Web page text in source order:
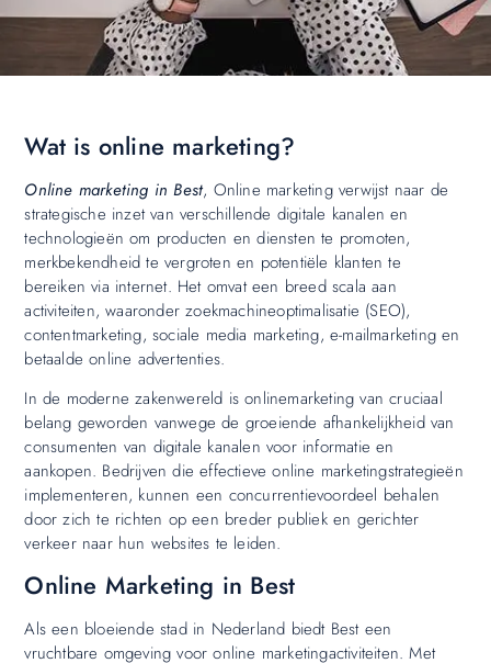
Wat is online marketing?
Online marketing in Best, Online marketing verwijst naar de
strategische inzet van verschillende digitale kanalen en
technologieën om producten en diensten te promoten,
merkbekendheid te vergroten en potentiële klanten te
bereiken via internet. Het omvat een breed scala aan
activiteiten, waaronder zoekmachineoptimalisatie (SEO),
contentmarketing, sociale media marketing, e-mailmarketing en
betaalde online advertenties.
In de moderne zakenwereld is onlinemarketing van cruciaal
belang geworden vanwege de groeiende afhankelijkheid van
consumenten van digitale kanalen voor informatie en
aankopen. Bedrijven die effectieve online marketingstrategieën
implementeren, kunnen een concurrentievoordeel behalen
door zich te richten op een breder publiek en gerichter
verkeer naar hun websites te leiden.
Online Marketing in Best
Als een bloeiende stad in Nederland biedt Best een
vruchtbare omgeving voor online marketingactiviteiten. Met